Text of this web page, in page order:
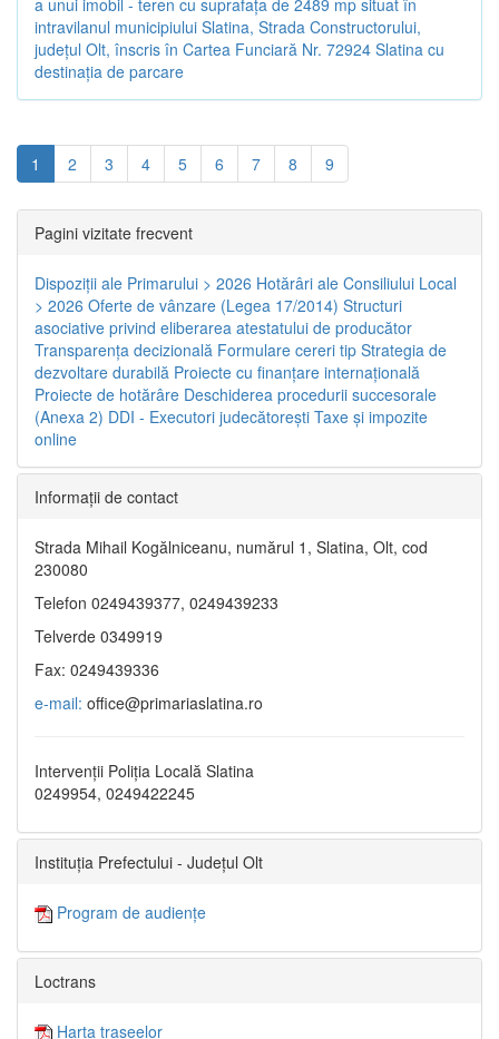
intravilanul municipiului Slatina, Strada Constructorului,
județul Olt, înscris în Cartea Funciară Nr. 72924 Slatina cu
destinația de parcare
1 2 3 4 5 6 7 8 9
Pagini vizitate frecvent
Dispoziţii ale Primarului > 2026 Hotărâri ale Consiliului Local
> 2026 Oferte de vânzare (Legea 17/2014) Structuri
asociative privind eliberarea atestatului de producător
Transparenţa decizională Formulare cereri tip Strategia de
dezvoltare durabilă Proiecte cu finanţare internaţională
Proiecte de hotărâre Deschiderea procedurii succesorale
(Anexa 2) DDI - Executori judecătorești Taxe şi impozite
online
Informaţii de contact
Strada Mihail Kogălniceanu, numărul 1, Slatina, Olt, cod
230080
Telefon 0249439377, 0249439233
Telverde 0349919
Fax: 0249439336
e-mail: office@primariaslatina.ro
Intervenții Poliția Locală Slatina
0249954, 0249422245
Instituția Prefectului - Județul Olt
Program de audiențe
Loctrans
Harta traseelor